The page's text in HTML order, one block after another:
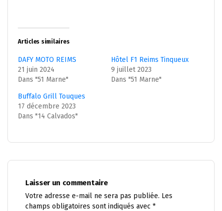
Articles similaires
DAFY MOTO REIMS
21 juin 2024
Dans "51 Marne"
Hôtel F1 Reims Tinqueux
9 juillet 2023
Dans "51 Marne"
Buffalo Grill Touques
17 décembre 2023
Dans "14 Calvados"
Laisser un commentaire
Votre adresse e-mail ne sera pas publiée. Les
champs obligatoires sont indiqués avec *